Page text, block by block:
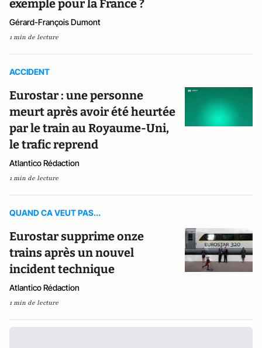
exemple pour la France ?
Gérard-François Dumont
1 min de lecture
ACCIDENT
Eurostar : une personne
meurt après avoir été heurtée
par le train au Royaume-Uni,
le trafic reprend
Atlantico Rédaction
1 min de lecture
QUAND CA VEUT PAS...
Eurostar supprime onze
trains après un nouvel
incident technique
Atlantico Rédaction
1 min de lecture